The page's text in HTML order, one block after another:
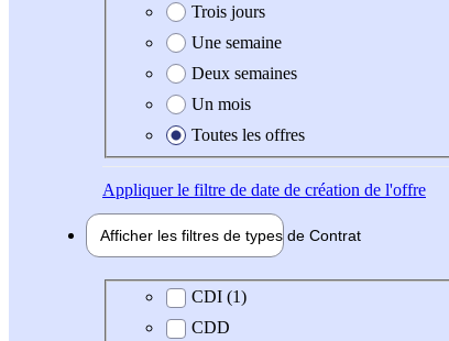
Trois jours
Une semaine
Deux semaines
Un mois
Toutes les offres
Appliquerle filtre de date de création de l'offre
Afficher les filtres de types de Contrat
Type de contrat
CDI (1)
CDD